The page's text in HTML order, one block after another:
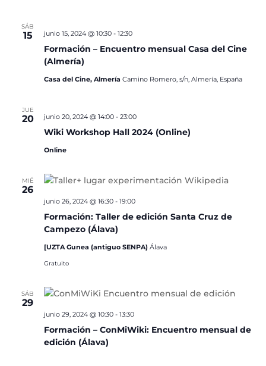
SÁB
15
Formación – Encuentro mensual Casa del Cine
(Almería)
junio 15, 2024 @ 10:30- 12:30
Casa del Cine, Almería Camino Romero, s/n, Almería, España
JUE
20
Wiki Workshop Hall 2024 (Online)
junio 20, 2024 @ 14:00- 23:00
Online
MIÉ
26
Formación: Taller de edición Santa Cruz de
Campezo (Álava)
junio 26, 2024 @ 16:30- 19:00
[UZTA Gunea (antiguo SENPA) Álava
Gratuito
SÁB
29
Formación – ConMiWiki: Encuentro mensual de
edición (Álava)
junio 29, 2024 @ 10:30- 13:30